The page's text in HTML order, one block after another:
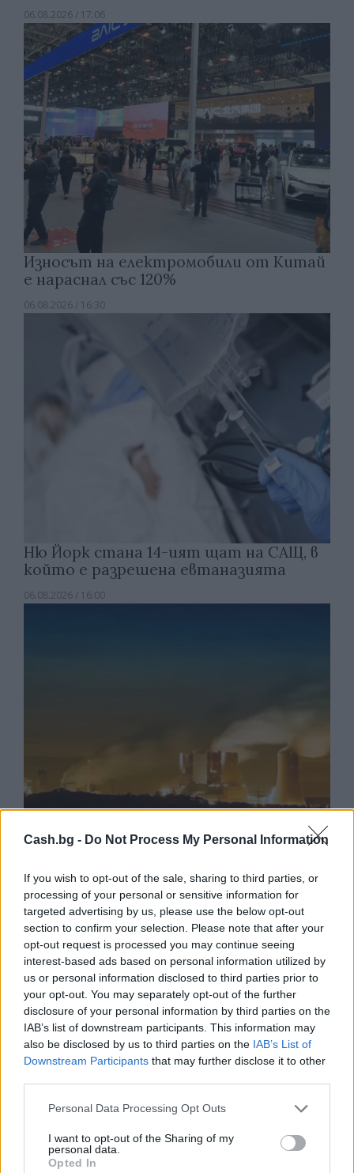
Cash.bg - Do Not Process My Personal Information
If you wish to opt-out of the sale, sharing to third parties, or
processing of your personal or sensitive information for
targeted advertising by us, please use the below opt-out
section to confirm your selection. Please note that after your
opt-out request is processed you may continue seeing
interest-based ads based on personal information utilized by
us or personal information disclosed to third parties prior to
your opt-out. You may separately opt-out of the further
disclosure of your personal information by third parties on the
IAB’s list of downstream participants. This information may
also be disclosed by us to third parties on the IAB’s List of
Downstream Participants that may further disclose it to other
Personal Data Processing Opt Outs
I want to opt-out of the Sharing of my
personal data.
Opted In
06.08.2026 / 17:06
Износът на електромобили от Китай
е нараснал със 120%
06.08.2026 / 16:30
Ню Йорк стана 14-ият щат на САЩ, в
който е разрешена евтаназията
06.08.2026 / 16:00
Спадането на Дунав принуди Румъния
електроцентрала
06.08.2026 / 15:30
Изпълнителният директор на Revolut
може да стане най-богатият